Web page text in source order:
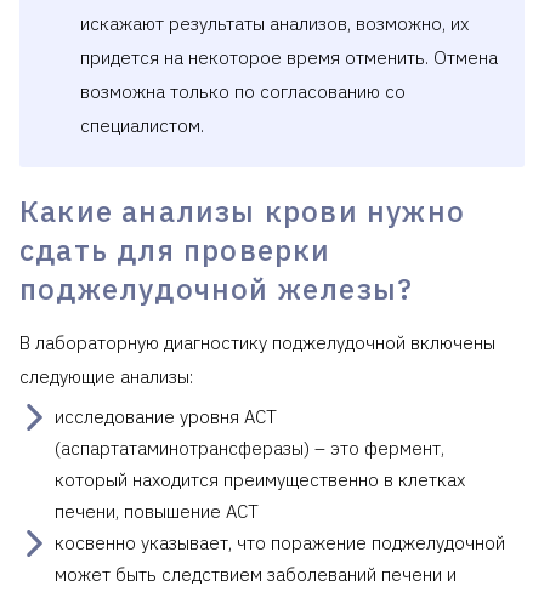
искажают результаты анализов, возможно, их
придется на некоторое время отменить. Отмена
возможна только по согласованию со
специалистом.
Какие анализы крови нужно
сдать для проверки
поджелудочной железы?
В лабораторную диагностику поджелудочной включены
следующие анализы:
исследование уровня АСТ
(аспартатаминотрансферазы) – это фермент,
который находится преимущественно в клетках
печени, повышение АСТ
косвенно указывает, что поражение поджелудочной
может быть следствием заболеваний печени и